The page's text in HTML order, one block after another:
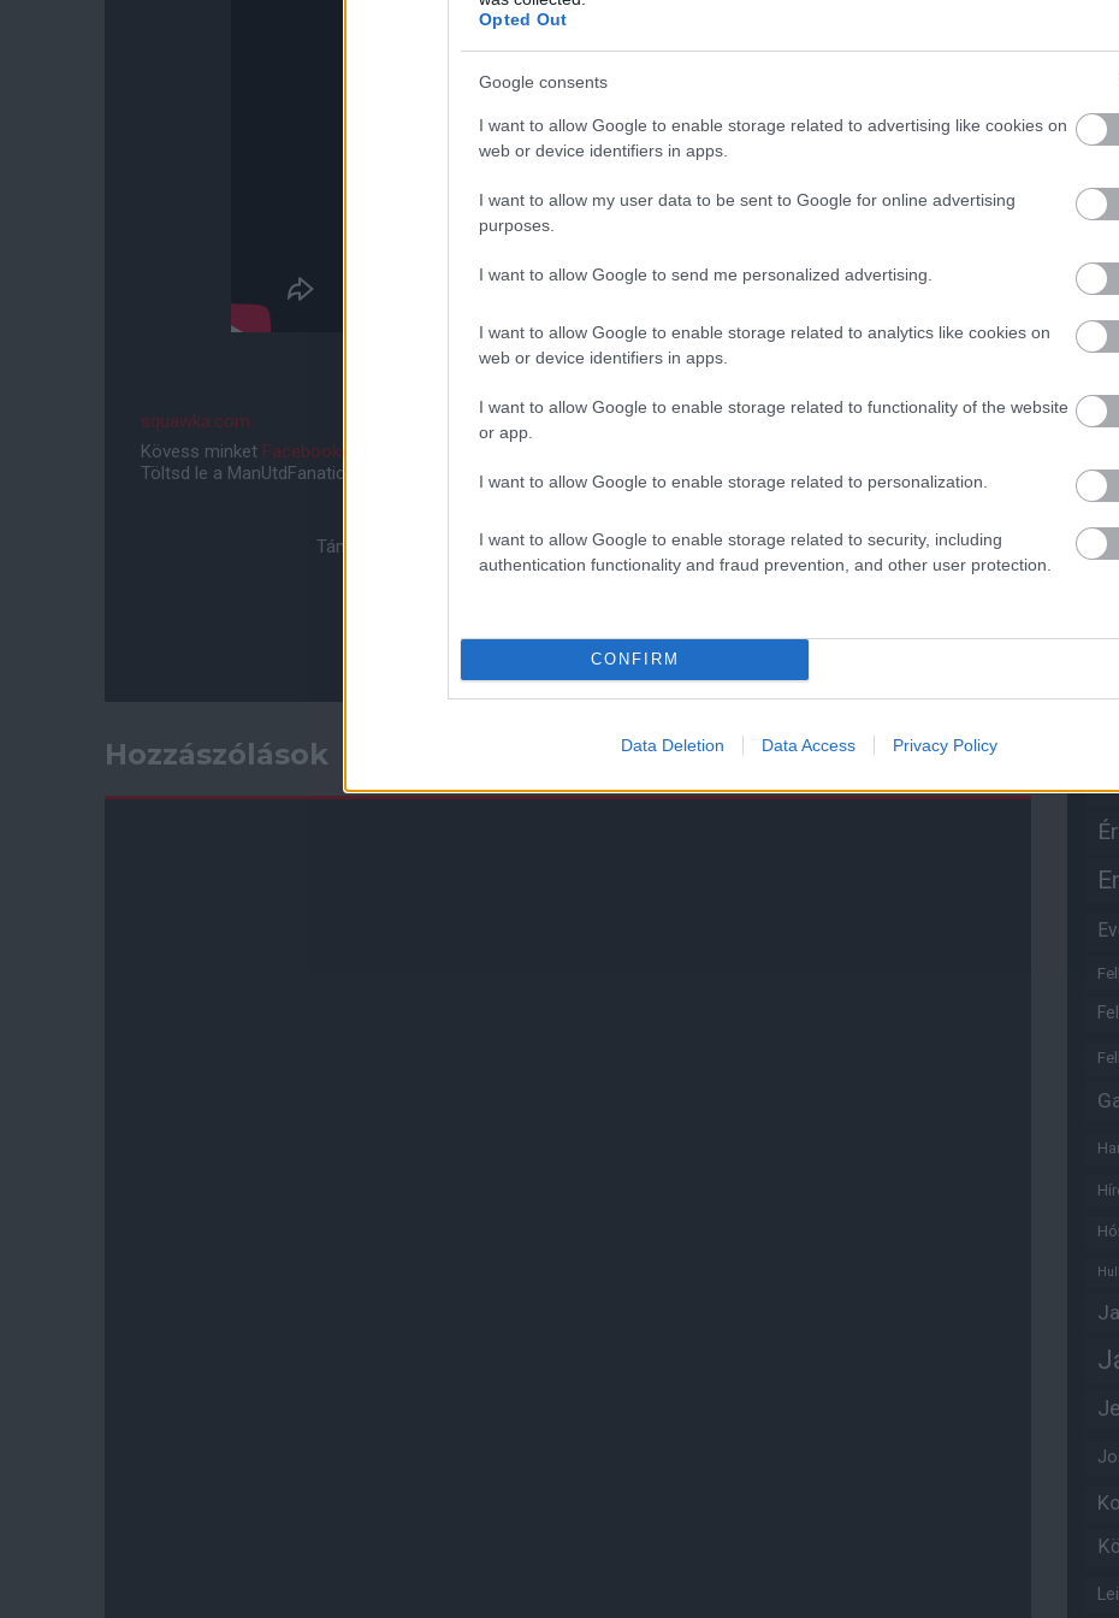
Opted Out
Google consents
I want to allow Google to enable storage related to advertising like cookies on
web or device identifiers in apps.
I want to allow my user data to be sent to Google for online advertising
purposes.
I want to allow Google to send me personalized advertising.
I want to allow Google to enable storage related to analytics like cookies on
web or device identifiers in apps.
I want to allow Google to enable storage related to functionality of the website
or app.
I want to allow Google to enable storage related to personalization.
I want to allow Google to enable storage related to security, including
authentication functionality and fraud prevention, and other user protection.
CONFIRM
Data Deletion Data Access Privacy Policy
squawka.com
Kövess minket Facebookon
Töltsd le a ManUtdFanatics.hu mobil applikációt Androidraés iOS-re
Támogasd adományoddal a ManUtdFanatics.hu működését!
Hozzászólások